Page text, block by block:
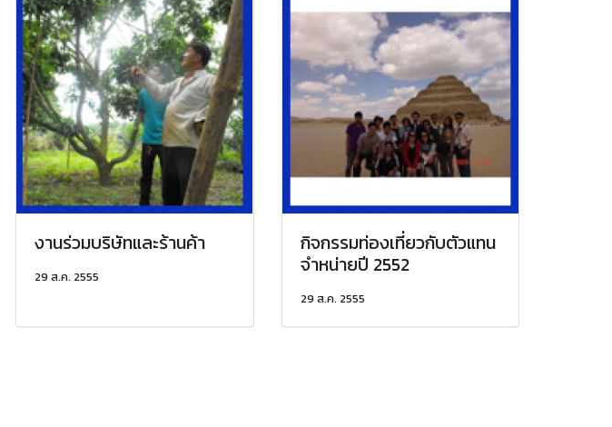
งานร่วมบริษัทและร้านค้า
29 ส.ค. 2555
กิจกรรมท่องเที่ยวกับตัวแทน
จำหน่ายปี 2552
29 ส.ค. 2555